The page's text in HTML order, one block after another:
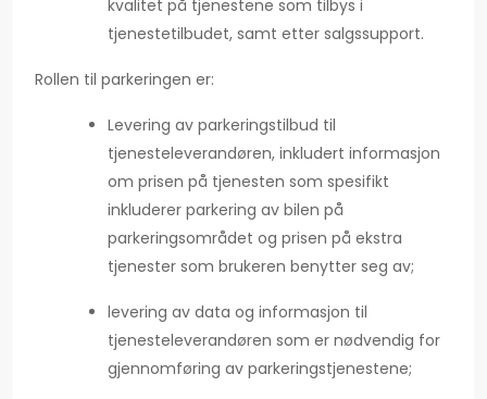
kvalitet på tjenestene som tilbys i
tjenestetilbudet, samt etter salgssupport.
Rollen til parkeringen er:
Levering av parkeringstilbud til
tjenesteleverandøren, inkludert informasjon
om prisen på tjenesten som spesifikt
inkluderer parkering av bilen på
parkeringsområdet og prisen på ekstra
tjenester som brukeren benytter seg av;
levering av data og informasjon til
tjenesteleverandøren som er nødvendig for
gjennomføring av parkeringstjenestene;